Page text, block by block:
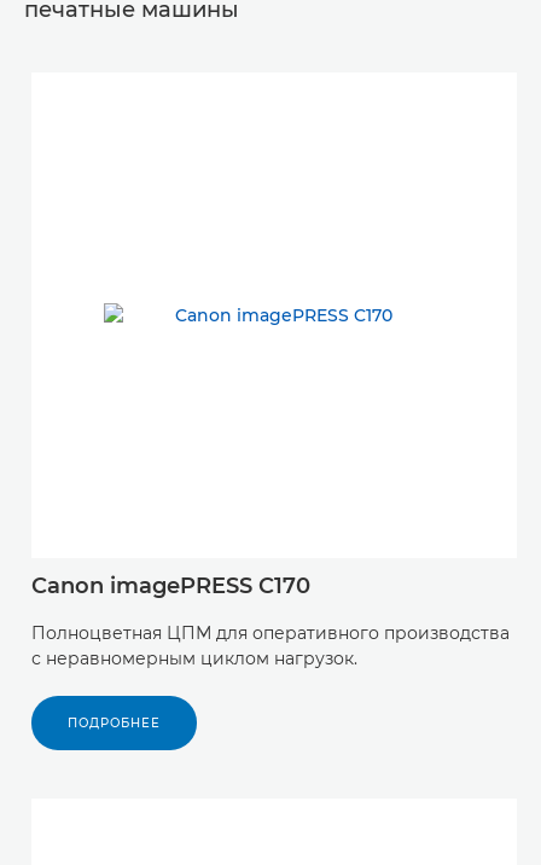
печатные машины
Canon imagePRESS C170
Полноцветная ЦПМ для оперативного производства
с неравномерным циклом нагрузок.
ПОДРОБНЕЕ